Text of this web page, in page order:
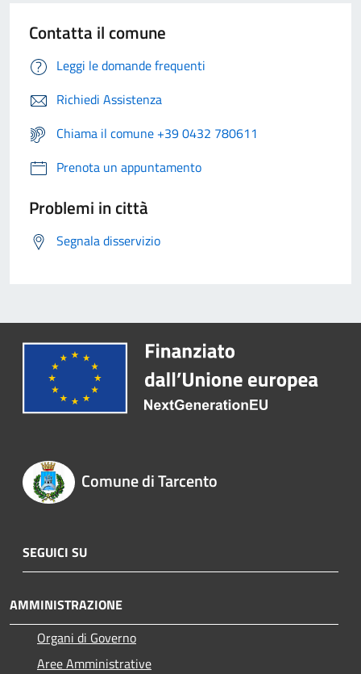
Contatta il comune
Leggi le domande frequenti
Richiedi Assistenza
Chiama il comune +39 0432 780611
Prenota un appuntamento
Problemi in città
Segnala disservizio
Comune di Tarcento
SEGUICI SU
AMMINISTRAZIONE
Organi di Governo
Aree Amministrative